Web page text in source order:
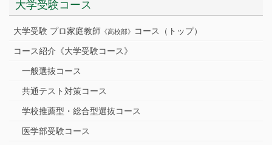
大学受験コース
大学受験 プロ家庭教師 《高校部》 コース（トップ）
コース紹介《大学受験コース》
一般選抜コース
共通テスト対策コース
学校推薦型・総合型選抜コース
医学部受験コース